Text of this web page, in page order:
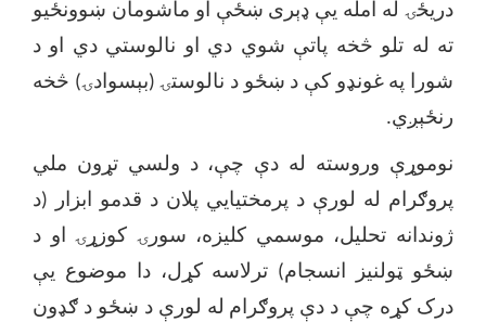
دریځۍ له امله یې ډېری ښځې او ماشومان ښوونځیو
ته له تلو څخه پاتې شوي دي او نالوستي دي او د
شورا په غونډو کې د ښځو د نالوستۍ (بېسوادۍ) څخه
رنځېږي.
نوموړې وروسته له دې چې، د ولسي تړون ملي
پروګرام له لورې د پرمختیایي پلان د قدمو ابزار (د
ژوندانه تحلیل، موسمي کلیزه، سورۍ کوزړۍ او د
ښځو ټولنیز انسجام) ترلاسه کړل، دا موضوع یې
درک کړه چې د دې پروګرام له لورې د ښځو د ګډون